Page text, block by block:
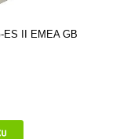
ES II EMEA GB